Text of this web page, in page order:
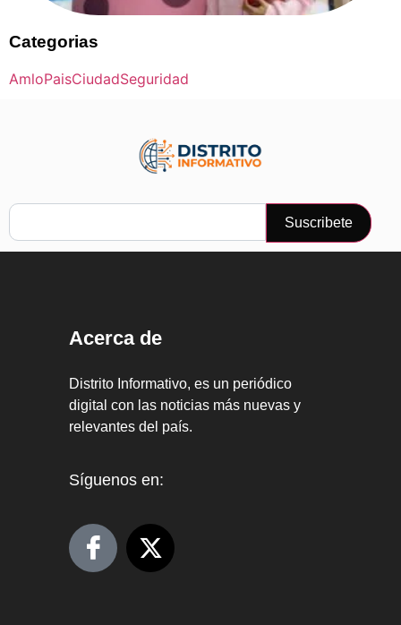
Categorias
AmloPaisCiudadSeguridad
Suscribete
Acerca de
Distrito Informativo, es un periódico
digital con las noticias más nuevas y
relevantes del país.
Síguenos en: